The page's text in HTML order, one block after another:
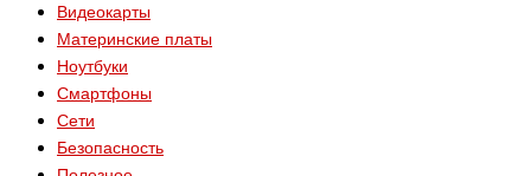
Видеокарты
Материнские платы
Ноутбуки
Смартфоны
Сети
Безопасность